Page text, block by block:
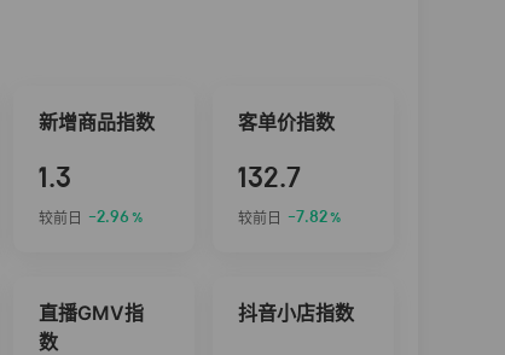
新增商品指数
1.3
较前日 -2.96 %
客单价指数
132.7
较前日 -7.82%
直播GMV指
数
抖音小店指数